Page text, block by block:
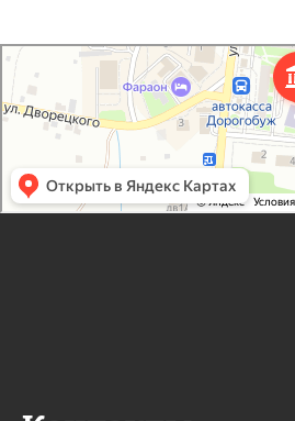
Дорогобужский дом детского творчества
Дом культуры в Дорогобуже
Дополнительное образование в Дорогобуже